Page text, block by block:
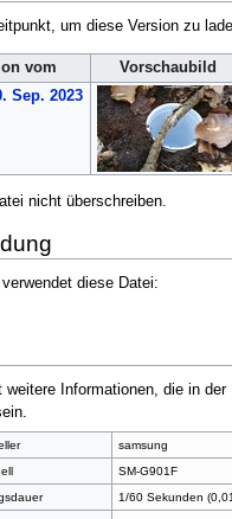
um diese Version zu
vom Vorschaubild
Sep. 2023
nicht überschreiben.
diese Datei:
weitere Informationen, die in
samsung
SM-G901F
1/60 Sekunden